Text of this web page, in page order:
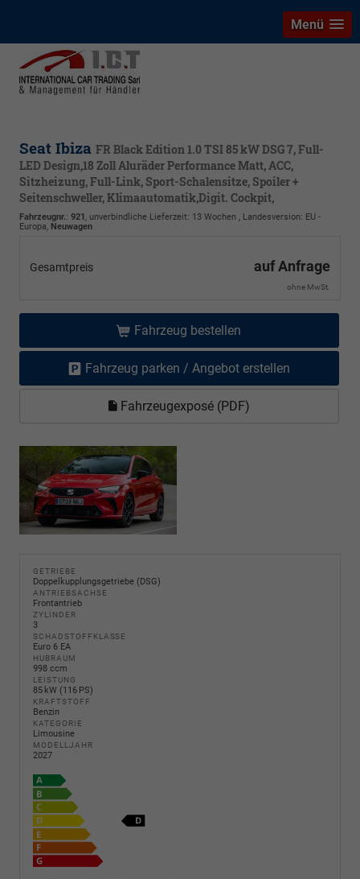
Menü
Seat Ibiza FR Black Edition 1.0 TSI 85 kW DSG 7, Full-
LED Design,18 Zoll Aluräder Performance Matt, ACC,
Sitzheizung, Full-Link, Sport-Schalensitze, Spoiler +
Seitenschweller, Klimaautomatik,Digit. Cockpit,
Fahrzeugnr.: 921 , unverbindliche Lieferzeit: 13 Wochen , Landesversion: EU -
Europa, Neuwagen
Gesamtpreis auf Anfrage
ohne MwSt.
Fahrzeug bestellen
Fahrzeug parken / Angebot erstellen
Fahrzeugexposé (PDF)
GETRIEBE
Doppelkupplungsgetriebe (DSG)
ANTRIEBSACHSE
Frontantrieb
ZYLINDER
3
SCHADSTOFFKLASSE
Euro 6 EA
HUBRAUM
998 ccm
LEISTUNG
85 kW (116 PS)
KRAFTSTOFF
Benzin
KATEGORIE
Limousine
MODELLJAHR
2027